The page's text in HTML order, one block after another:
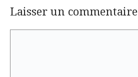
Laisser un commentaire